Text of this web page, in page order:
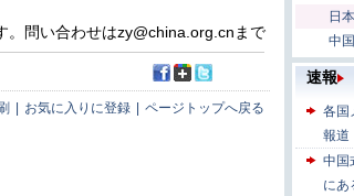
。問い合わせはzy@china.org.cnまで
お気に入りに登録 ページトップへ戻る